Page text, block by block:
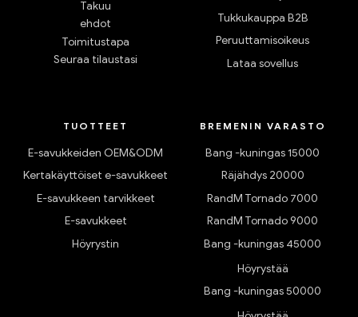
Takuu
ehdot
Toimitustapa
Seuraa tilaustasi
Tukkukauppa B2B
Peruuttamisoikeus
Lataa sovellus
TUOTTEET
E-savukkeiden OEM&ODM
Kertakäyttöiset e-savukkeet
E-savukkeen tarvikkeet
E-savukkeet
Höyrystin
BREMENIN VARASTO
Bang -kuningas 15000
Räjähdys 20000
RandM Tornado 7000
RandM Tornado 9000
Bang -kuningas 45000
Höyrystää
Bang -kuningas 50000